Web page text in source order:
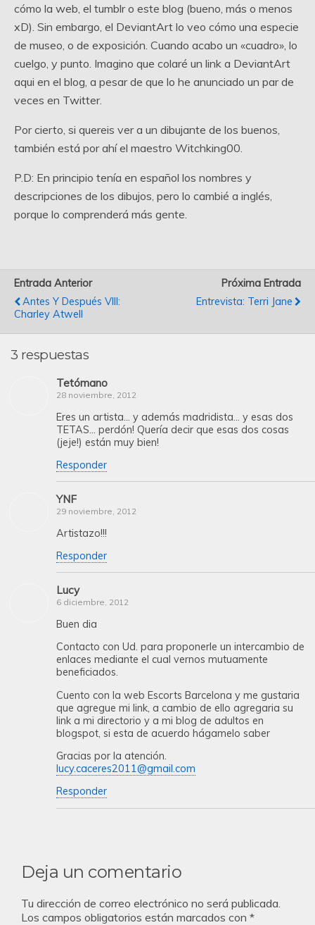
cómo la web, el tumblr o este blog (bueno, más o menos
xD). Sin embargo, el DeviantArt lo veo cómo una especie
de museo, o de exposición. Cuando acabo un «cuadro», lo
cuelgo, y punto. Imagino que colaré un link a DeviantArt
aqui en el blog, a pesar de que lo he anunciado un par de
veces en Twitter.
Por cierto, si quereis ver a un dibujante de los buenos,
también está por ahí el maestro Witchking00.
P.D: En principio tenía en español los nombres y
descripciones de los dibujos, pero lo cambié a inglés,
porque lo comprenderá más gente.
Entrada Anterior
Antes Y Después VIII:
Charley Atwell
Próxima Entrada
Entrevista: Terri Jane
3 respuestas
Tetómano
28 noviembre, 2012
Eres un artista… y además madridista… y esas dos
TETAS… perdón! Quería decir que esas dos cosas
(jeje!) están muy bien!
Responder
YNF
29 noviembre, 2012
Artistazo!!!
Responder
Lucy
6 diciembre, 2012
Buen dia
Contacto con Ud. para proponerle un intercambio de
enlaces mediante el cual vernos mutuamente
beneficiados.
Cuento con la web Escorts Barcelona y me gustaria
que agregue mi link, a cambio de ello agregaria su
link a mi directorio y a mi blog de adultos en
blogspot, si esta de acuerdo hágamelo saber
Gracias por la atención.
lucy.caceres2011@gmail.com
Responder
Deja un comentario
Tu dirección de correo electrónico no será publicada.
Los campos obligatorios están marcados con *